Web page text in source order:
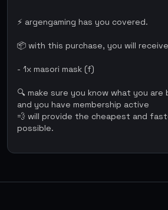
⚡ argengaming has you covered.
📦 with this purchase, you will
- 1x masori mask (f)
🔍 make sure you know what you
and you have membership active
💨 will provide the cheapest and
possible.